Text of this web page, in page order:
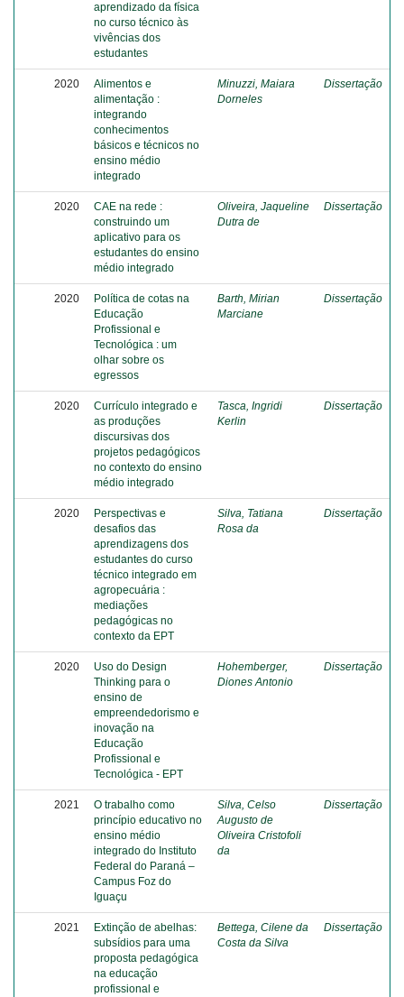
aprendizado da física
no curso técnico às
vivências dos
estudantes
2020
Alimentos e
alimentação :
integrando
conhecimentos
básicos e técnicos no
ensino médio
integrado
Minuzzi, Maiara
Dorneles
Dissertação
2020
CAE na rede :
construindo um
aplicativo para os
estudantes do ensino
médio integrado
Oliveira, Jaqueline
Dutra de
Dissertação
2020
Política de cotas na
Educação
Profissional e
Tecnológica : um
olhar sobre os
egressos
Barth, Mirian
Marciane
Dissertação
2020
Currículo integrado e
as produções
discursivas dos
projetos pedagógicos
no contexto do ensino
médio integrado
Tasca, Ingridi
Kerlin
Dissertação
2020
Perspectivas e
desafios das
aprendizagens dos
estudantes do curso
técnico integrado em
agropecuária :
mediações
pedagógicas no
contexto da EPT
Silva, Tatiana
Rosa da
Dissertação
2020
Uso do Design
Thinking para o
ensino de
empreendedorismo e
inovação na
Educação
Profissional e
Tecnológica - EPT
Hohemberger,
Diones Antonio
Dissertação
2021
O trabalho como
princípio educativo no
ensino médio
integrado do Instituto
Federal do Paraná –
Campus Foz do
Iguaçu
Silva, Celso
Augusto de
Oliveira Cristofoli
da
Dissertação
2021
Extinção de abelhas:
subsídios para uma
proposta pedagógica
na educação
profissional e
Bettega, Cilene da
Costa da Silva
Dissertação